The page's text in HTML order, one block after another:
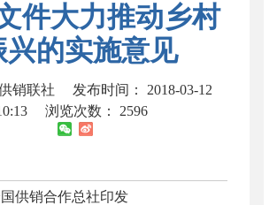
件大力推动乡村
兴的实施意见
销联社
发布时间： 2018-03-12
浏览次数： 2596
供销合作总社印发